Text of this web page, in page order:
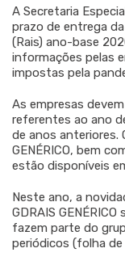
A Secretaria
prazo de entrega
(Rais) ano-base
informações pelas
impostas pela
As empresas
referentes ao ano
de anos anteriores.
GENÉRICO, bem
estão disponíveis
Neste ano, a
GDRAIS
fazem parte do
periódicos (folha de